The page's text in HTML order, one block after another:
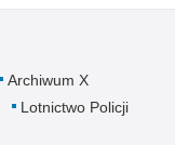
Archiwum X
Lotnictwo Policji